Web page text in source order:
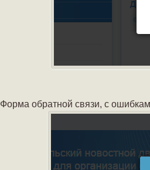
Форма обратной связи, с